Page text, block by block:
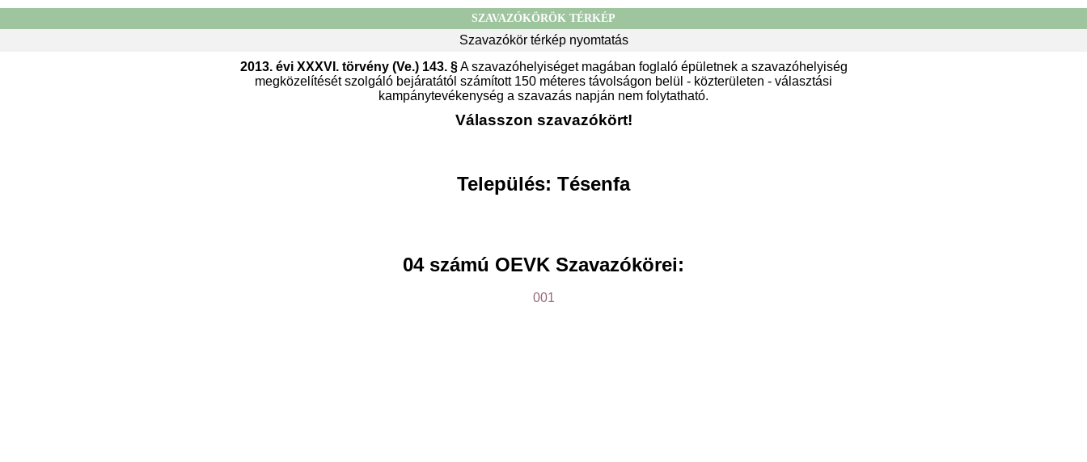
SZAVAZÓKÖRÖK TÉRKÉP
Szavazókör térkép nyomtatás
2013. évi XXXVI. törvény (Ve.) 143. §A szavazóhelyiséget magában foglaló épületnek a szavazóhelyiség
megközelítését szolgáló bejáratától számított 150 méteres távolságon belül - közterületen - választási
kampánytevékenység a szavazás napján nem folytatható.
Válasszon szavazókört!
Település: Tésenfa
04 számú OEVK Szavazókörei:
001